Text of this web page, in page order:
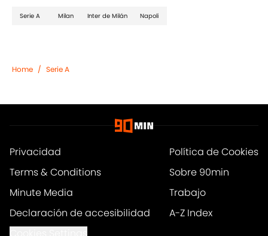
Serie A Milan Inter de Milán Napoli
Home / Serie A
Privacidad
Política de Cookies
Terms & Conditions
Sobre 90min
Minute Media
Trabajo
Declaración de accesibilidad
A-Z Index